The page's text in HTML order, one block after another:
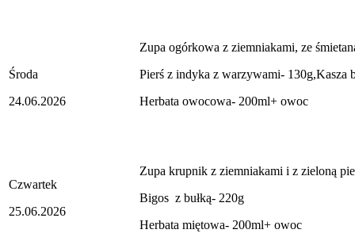
Środa
24.06.2026
Zupa ogórkowa z ziemniakami, ze
Pierś z indyka z warzywami- 130g,Kasza
Herbata owocowa- 200ml+ owoc
Czwartek
25.06.2026
Zupa krupnik z ziemniakami i z zieloną
Bigos z bułką- 220g
Herbata miętowa- 200ml+ owoc